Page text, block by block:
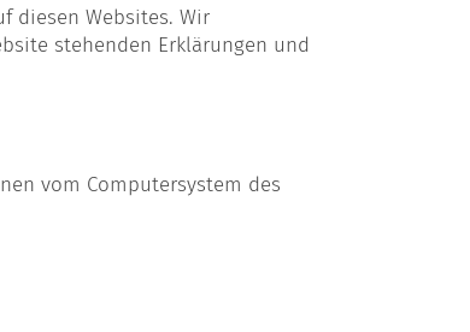
diesen Websites. Wir
stehenden Erklärungen und
vom Computersystem des